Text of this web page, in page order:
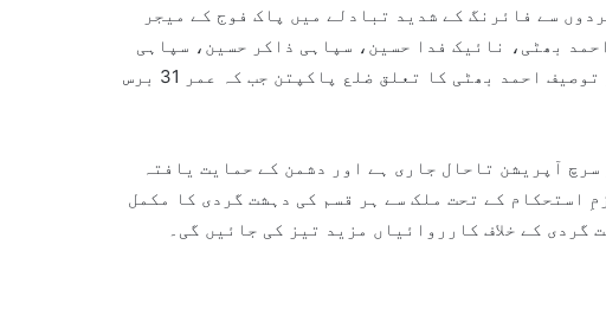
سے فائرنگ کے شدید تبادلے میں پاک فوج کے میجر
احمد بھٹی، نائیک فدا حسین، سپاہی ذاکر حسین، سپاہی
سہیل احمد اور سپاہی محمد ایاز شامل ہیں۔ میجر توصیف احمد بھٹی کا تعلق ضلع پاکپتن جب کہ عمر 31 برس
آپریشن تاحال جاری ہے اور دشمن کے حمایت یافتہ
استحکام کے تحت ملک سے ہر قسم کی دہشت گردی کا مکمل
کے خلاف کارروائیاں مزید تیز کی جائیں گی۔